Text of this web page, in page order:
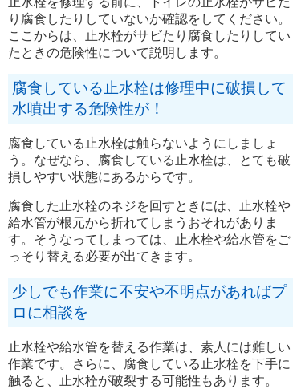
り腐食したりしていないか確認をしてください。
ここからは、止水栓がサビたり腐食したりしてい
たときの危険性について説明します。
腐食している止水栓は修理中に破損して
水噴出する危険性が！
腐食している止水栓は触らないようにしましょ
う。なぜなら、腐食している止水栓は、とても破
損しやすい状態にあるからです。
腐食した止水栓のネジを回すときには、止水栓や
給水管が根元から折れてしまうおそれがありま
す。そうなってしまっては、止水栓や給水管をご
っそり替える必要が出てきます。
少しでも作業に不安や不明点があればプ
ロに相談を
止水栓や給水管を替える作業は、素人には難しい
作業です。さらに、腐食している止水栓を下手に
触ると、止水栓が破裂する可能性もあります。